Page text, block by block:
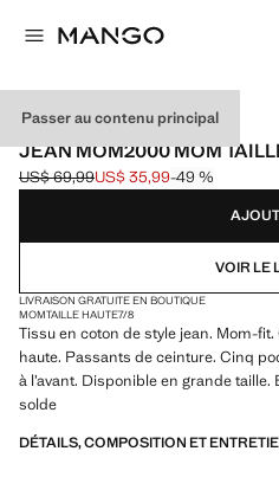
Passer au contenu principal
EXCLUSIVITÉ INTERNET
JEAN MOM2000 MOM
Prix initial barré [US$ 69,99 ]
US$ 69,99
Prix actuel [US$ 35,99 ]
US$ 35,99-49 %
Choisissez une couleur
VOIR LE
LIVRAISON GRATUITE EN BOUTIQUE
MOMTAILLE HAUTE7/8
Tissu en coton de style jean. Mom-
haute. Passants de ceinture. Cinq
à l’avant. Disponible en grande
solde
DÉTAILS, COMPOSITION ET